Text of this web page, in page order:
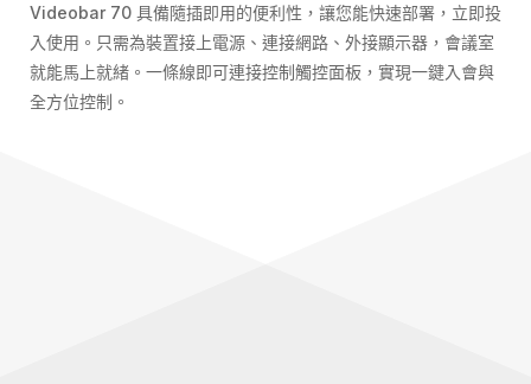
Videobar 70 具備隨插即用的便利性，讓您能快速部署，立即投
入使用。只需為裝置接上電源、連接網路、外接顯示器，會議室
就能馬上就緒。一條線即可連接控制觸控面板，實現一鍵入會與
全方位控制。